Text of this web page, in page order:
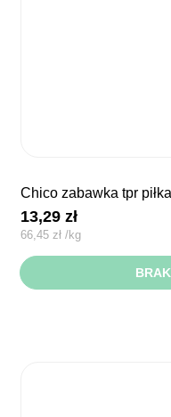
chico zabawka tpr
13,29zł
66,45zł /kg